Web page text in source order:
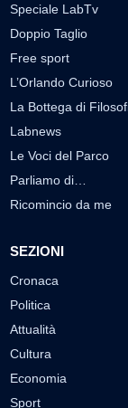
Speciale LabTv
Doppio Taglio
Free sport
L’Orlando Curioso
La Bottega di
Labnews
Le Voci del Parco
Parliamo di…
Ricomincio da me
SEZIONI
Cronaca
Politica
Attualità
Cultura
Economia
Sport